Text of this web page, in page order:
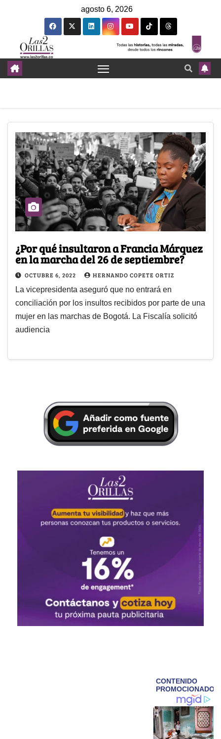
agosto 6, 2026
¿Por qué insultaron a Francia Márquez
en la marcha del 26 de septiembre?
OCTUBRE 6, 2022 HERNANDO COPETE ORTIZ
La vicepresidenta aseguró que no entrará en
conciliación por los insultos recibidos por parte de una
mujer en las marchas de Bogotá. La Fiscalía solicitó
audiencia